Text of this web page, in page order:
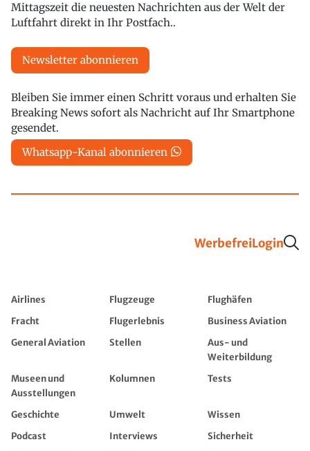
Mittagszeit die neuesten Nachrichten aus der Welt der
Luftfahrt direkt in Ihr Postfach..
Newsletter abonnieren
Bleiben Sie immer einen Schritt voraus und erhalten Sie
Breaking News sofort als Nachricht auf Ihr Smartphone
gesendet.
Whatsapp-Kanal abonnieren
WerbefreiLogin
Airlines Flugzeuge
Flughäfen
Fracht
Flugerlebnis
Business Aviation
General Aviation
Stellen
Aus- und
Weiterbildung
Museen und
Ausstellungen
Kolumnen Tests
Geschichte Umwelt
Wissen
Podcast
Interviews
Sicherheit